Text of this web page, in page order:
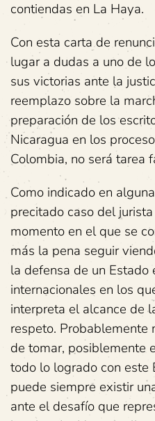
contiendas en La Haya.
Con esta carta de
lugar a dudas a uno de
sus victorias ante la
reemplazo sobre la
preparación de los
Nicaragua en los
Colombia, no será tarea
Como indicado en
precitado caso del
momento en el que se
más la pena seguir
la defensa de un Estado
internacionales en los
interpreta el alcance de
respeto. Probablemente
de tomar, posiblemente
todo lo logrado con este
puede siempre existir
ante el desafío que